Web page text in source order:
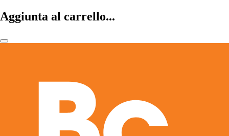
Aggiunta al carrello...